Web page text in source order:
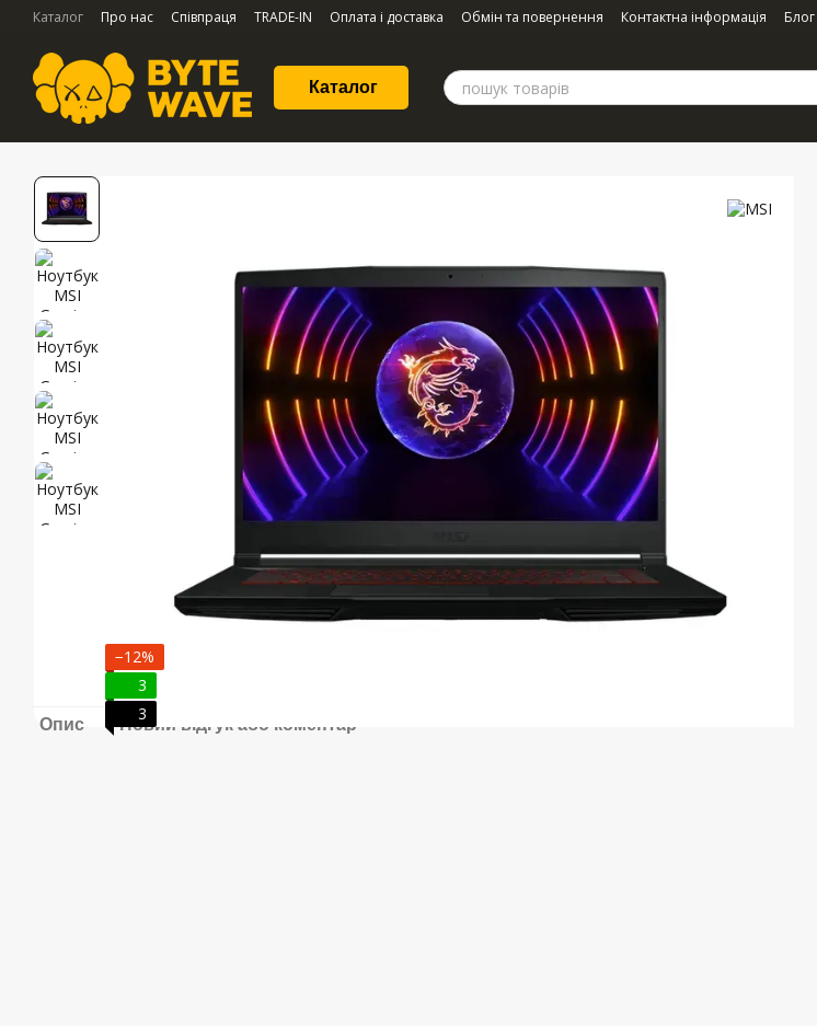
Перейти до основного контенту
Каталог Про нас Співпраця TRADE-IN Оплата і доставка Обмін та повернення Контактна інформація Блог
Каталог
−12%
3
3
Опис Новий відгук або коментар